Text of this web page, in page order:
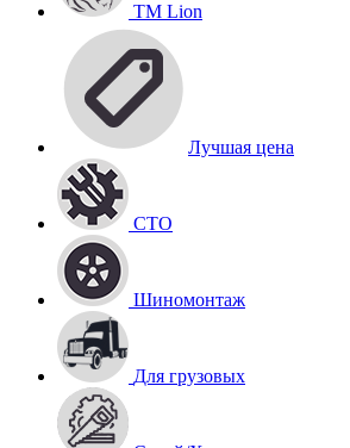
TM Lion
Лучшая цена
СТО
Шиномонтаж
Для грузовых